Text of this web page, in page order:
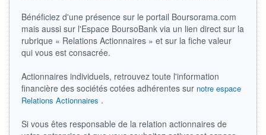
DERNIER
DIVIDENDE
0,00 CAD
DATE
DERNIER
DIVIDENDE
-
PROCHAIN
ÉLIGIBILITÉ
Non éligible
Bénéficiez d'une présence sur le portail Boursorama.com
mais aussi sur l'Espace BoursoBank via un lien direct sur la
rubrique « Relations Actionnaires » et sur la fiche valeur
qui vous est consacrée.
Actionnaires individuels, retrouvez toute l'information
financière des sociétés cotées adhérentes sur notre espace
Relations Actionnaires .
Si vous êtes responsable de la relation actionnaires de